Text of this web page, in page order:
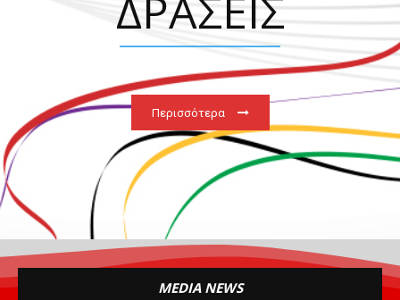
Περισσότερα
MEDIA NEWS